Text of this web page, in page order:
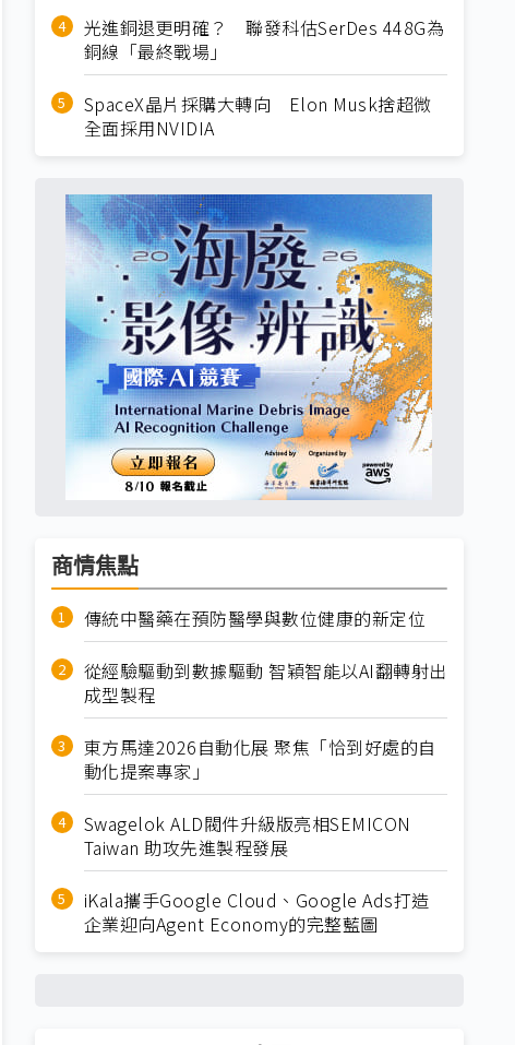
光進銅退更明確？ 聯發科估SerDes 448G為
銅線「最終戰場」
SpaceX晶片採購大轉向 Elon Musk捨超微
全面採用NVIDIA
商情焦點
傳統中醫藥在預防醫學與數位健康的新定位
從經驗驅動到數據驅動 智穎智能以AI翻轉射出
成型製程
東方馬達2026自動化展 聚焦「恰到好處的自
動化提案專家」
Swagelok ALD閥件升級版亮相SEMICON
Taiwan 助攻先進製程發展
iKala攜手Google Cloud、Google Ads打造
企業迎向Agent Economy的完整藍圖